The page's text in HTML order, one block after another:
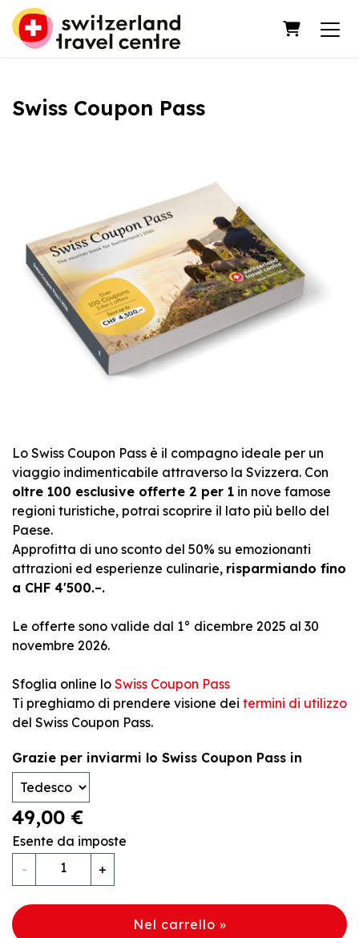
Carrello
Swiss Coupon Pass
Lo Swiss Coupon Pass è il compagno ideale per un
viaggio indimenticabile attraverso la Svizzera. Con
oltre 100 esclusive offerte 2 per 1 in nove famose
regioni turistiche, potrai scoprire il lato più bello del
Paese.
Approfitta di uno sconto del 50% su emozionanti
attrazioni ed esperienze culinarie, risparmiando fino
a CHF 4'500.–.
Le offerte sono valide dal 1° dicembre 2025 al 30
novembre 2026.
Sfoglia online lo Swiss Coupon Pass
Ti preghiamo di prendere visione dei termini di utilizzo
del Swiss Coupon Pass.
Grazie per inviarmi lo Swiss Coupon Pass in
49,00 €
Esente da imposte
Quantità
- +
Nel carrello »